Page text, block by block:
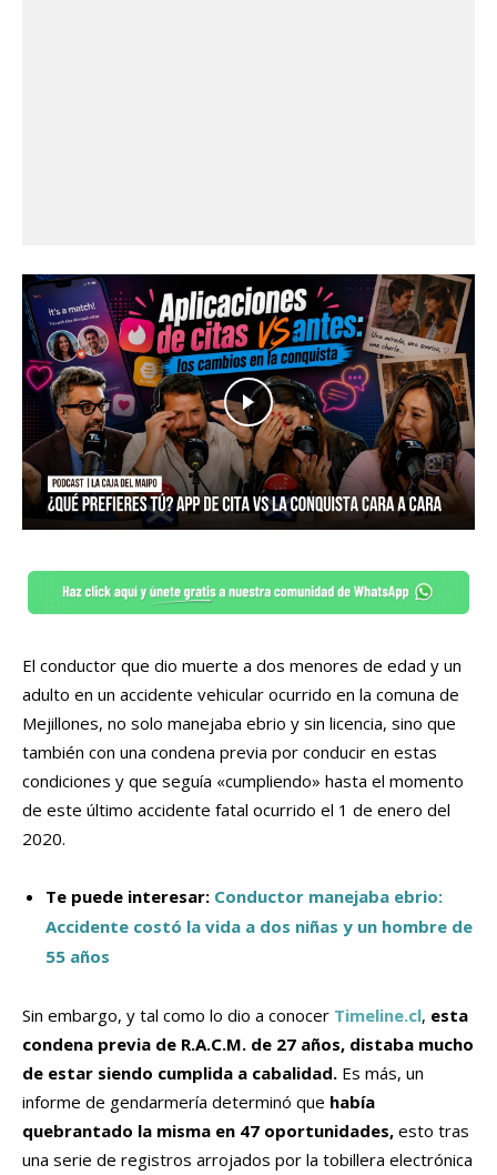
El conductor que dio muerte a dos menores de edad y un
adulto en un accidente vehicular ocurrido en la comuna de
Mejillones, no solo manejaba ebrio y sin licencia, sino que
también con una condena previa por conducir en estas
condiciones y que seguía «cumpliendo» hasta el momento
de este último accidente fatal ocurrido el 1 de enero del
2020.
Te puede interesar: Conductor manejaba ebrio:
Accidente costó la vida a dos niñas y un hombre de
55 años
Sin embargo, y tal como lo dio a conocer Timeline.cl, esta
condena previa de R.A.C.M. de 27 años, distaba mucho
de estar siendo cumplida a cabalidad. Es más, un
informe de gendarmería determinó que había
quebrantado la misma en 47 oportunidades, esto tras
una serie de registros arrojados por la tobillera electrónica